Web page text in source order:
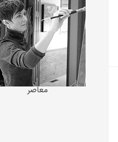
ونسان ون گوگ
معاصر